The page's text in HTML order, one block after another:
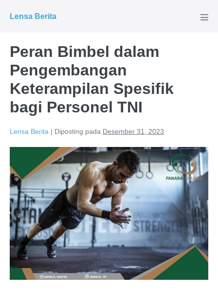
Lensa Berita
Peran Bimbel dalam
Pengembangan
Keterampilan Spesifik
bagi Personel TNI
Lensa Berita | Diposting pada Desember 31, 2023